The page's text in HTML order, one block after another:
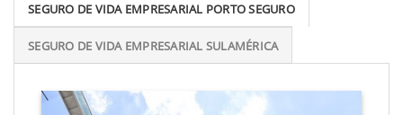
SEGURO DE VIDA EMPRESARIAL PORTO SEGURO
SEGURO DE VIDA EMPRESARIAL SULAMÉRICA